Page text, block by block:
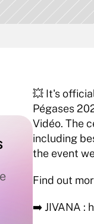
💥 It's
Pégases
Vidéo. The
including
the event
Find out
➡️ JIVANA :